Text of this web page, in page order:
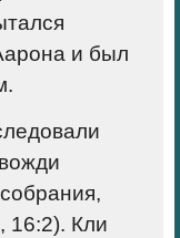
и был
16:2). Кли